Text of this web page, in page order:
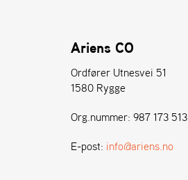
Ariens CO
Ordfører Utnesvei 51
1580 Rygge
Org.nummer: 987 173 513
E-post: info@ariens.no